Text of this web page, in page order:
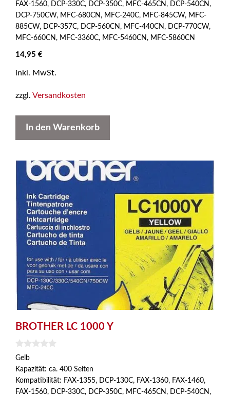
FAX-1560, DCP-330C, DCP-350C, MFC-465CN, DCP-540CN,
DCP-750CW, MFC-680CN, MFC-240C, MFC-845CW, MFC-
885CW, DCP-357C, DCP-560CN, MFC-440CN, DCP-770CW,
MFC-660CN, MFC-3360C, MFC-5460CN, MFC-5860CN
14,95 €
inkl. MwSt.
zzgl. Versandkosten
In den Warenkorb
BROTHER LC 1000 Y
0
v
o
n
Gelb
Kapazität: ca. 400 Seiten
Kompatibilität: FAX-1355, DCP-130C, FAX-1360, FAX-1460,
FAX-1560, DCP-330C, DCP-350C, MFC-465CN, DCP-540CN,